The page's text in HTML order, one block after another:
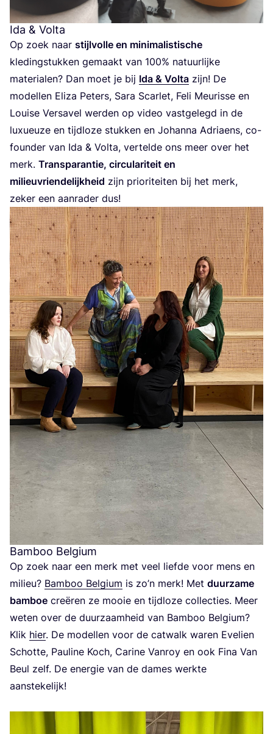
Ida & Volta
Op zoek naar stijl­vol­le en mini­ma­lis­ti­sche
kle­ding­stuk­ken gemaakt van 100% natuur­lij­ke
mate­ri­a­len? Dan moet je bij Ida & Vol­ta zijn! De
model­len Eli­za Peters, Sara Scar­let, Feli Meu­ris­se en
Loui­se Ver­sa­vel wer­den op video vast­ge­legd in de
luxu­eu­ze en tijd­lo­ze stuk­ken en Johan­na Adriaens, co-
foun­der van Ida & Vol­ta, ver­tel­de ons meer over het
merk. Trans­pa­ran­tie, cir­cu­la­ri­teit en
mili­eu­vrien­de­lijk­heid zijn pri­o­ri­tei­ten bij het merk,
zeker een aan­ra­der dus!
Bamboo Belgium
Op zoek naar een merk met veel lief­de voor mens en
mili­eu? Bam­boo Bel­gi­um is zo’n merk! Met duur­za­me
bam­boe cre­ë­ren ze mooie en tijd­lo­ze col­lec­ties. Meer
weten over de duur­zaam­heid van Bam­boo Bel­gi­um?
Klik hier. De model­len voor de cat­walk waren Eve­lien
Schot­te, Pau­li­ne Koch, Cari­ne Van­roy en ook Fina Van
Beul zelf. De ener­gie van de dames werk­te
aan­ste­ke­lijk!